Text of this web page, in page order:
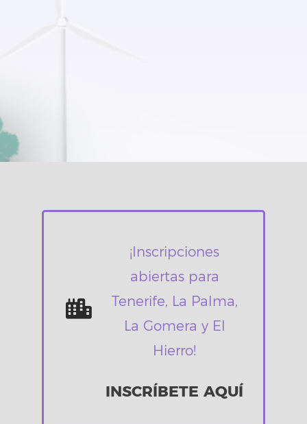
¡Inscripciones
abiertas para
Tenerife, La Palma,
La Gomera y El
Hierro!
INSCRÍBETE AQUÍ